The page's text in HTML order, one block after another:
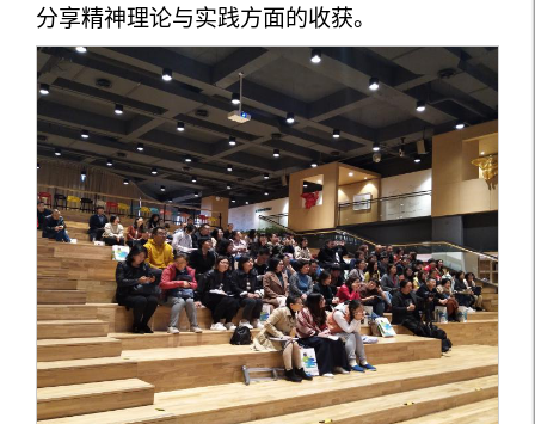
分享精神理论与实践方面的收获。